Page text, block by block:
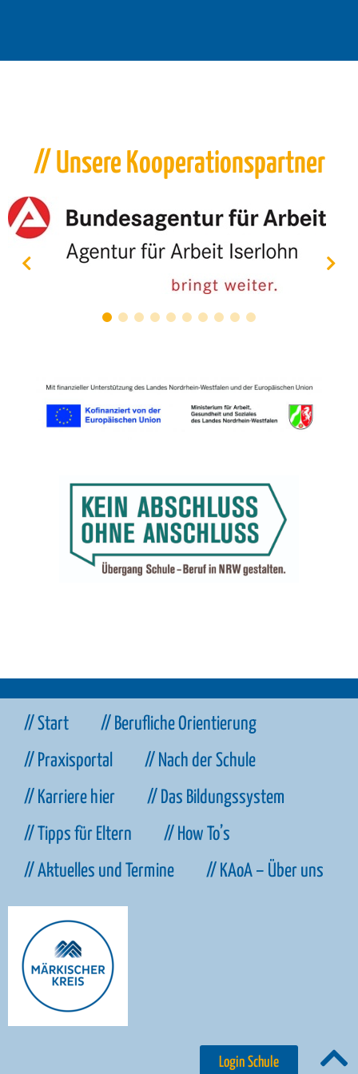
// Unsere Kooperationspartner
// Start
// Berufliche Orientierung
// Praxisportal
// Nach der Schule
// Karriere hier
// Das Bildungssystem
// Tipps für Eltern
// How To’s
// Aktuelles und Termine
// KAoA – Über uns
Login Schule